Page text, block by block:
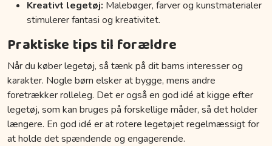
Kreativt legetøj: Malebøger, farver og kunstmaterialer
stimulerer fantasi og kreativitet.
Praktiske tips til forældre
Når du køber legetøj, så tænk på dit barns interesser og
karakter. Nogle børn elsker at bygge, mens andre
foretrækker rolleleg. Det er også en god idé at kigge efter
legetøj, som kan bruges på forskellige måder, så det holder
længere. En god idé er at rotere legetøjet regelmæssigt for
at holde det spændende og engagerende.